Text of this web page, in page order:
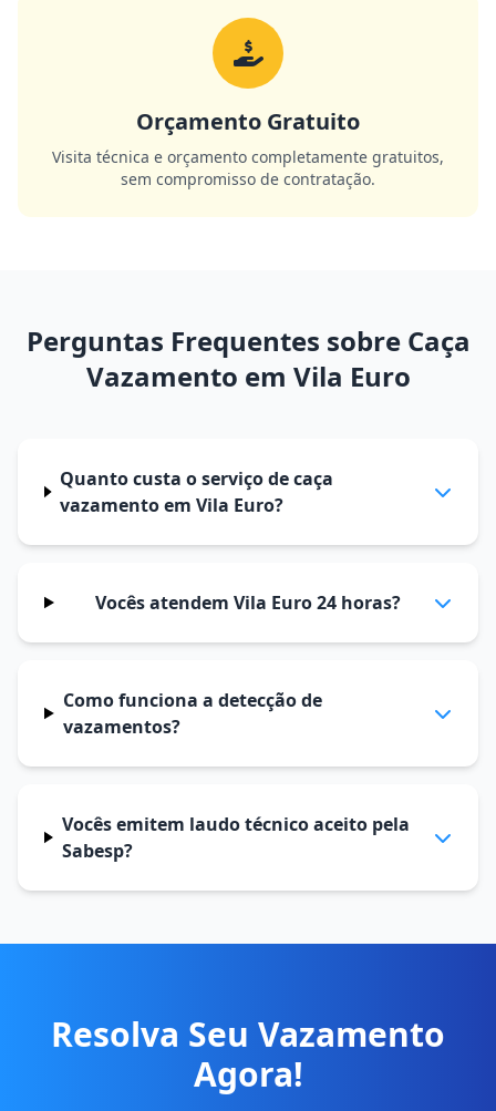
Orçamento Gratuito
Visita técnica e orçamento completamente gratuitos,
sem compromisso de contratação.
Perguntas Frequentes sobre Caça
Vazamento em Vila Euro
Quanto custa o serviço de caça
vazamento em Vila Euro?
Vocês atendem Vila Euro 24 horas?
Como funciona a detecção de
vazamentos?
Vocês emitem laudo técnico aceito pela
Sabesp?
Resolva Seu Vazamento
Agora!